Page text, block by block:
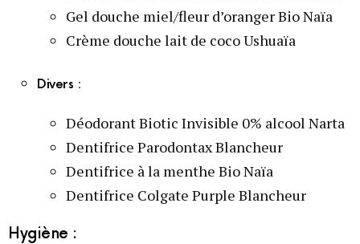
Gel douche miel/fleur d’oranger Bio Naïa
Crème douche lait de coco Ushuaïa
Divers :
Déodorant Biotic Invisible 0% alcool Narta
Dentifrice Parodontax Blancheur
Dentifrice à la menthe Bio Naïa
Dentifrice Colgate Purple Blancheur
Hygiène :